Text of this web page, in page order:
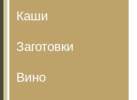
Каши
Заготовки
Вино